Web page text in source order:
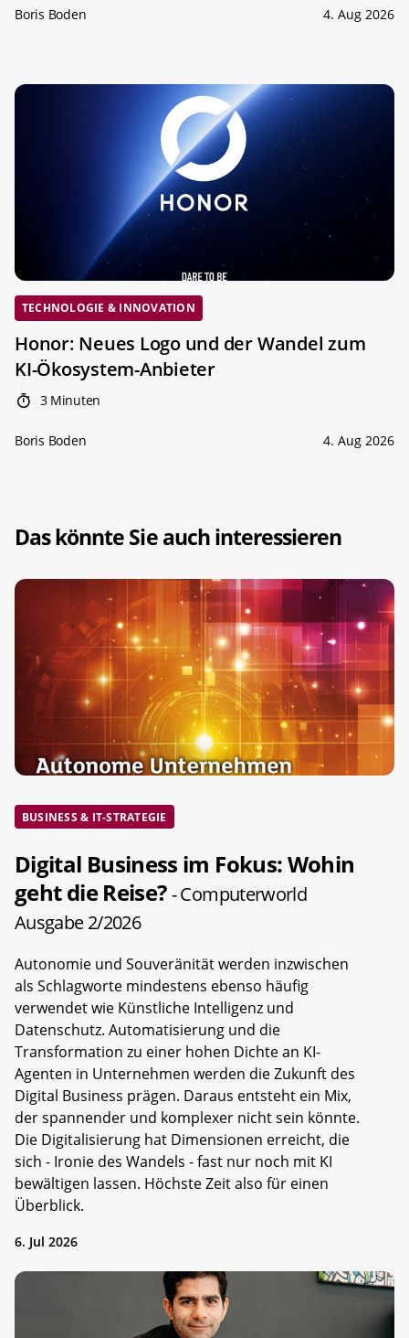
Boris Boden 4. Aug 2026
TECHNOLOGIE & INNOVATION
Honor: Neues Logo und der Wandel zum
KI-Ökosystem-Anbieter
3 Minuten
Boris Boden 4. Aug 2026
Das könnte Sie auch interessieren
BUSINESS & IT-STRATEGIE
Digital Business im Fokus: Wohin
geht die Reise?- Computerworld
Ausgabe 2/2026
Autonomie und Souveränität werden inzwischen
als Schlagworte mindestens ebenso häufig
verwendet wie Künstliche Intelligenz und
Datenschutz. Automatisierung und die
Transformation zu einer hohen Dichte an KI-
Agenten in Unternehmen werden die Zukunft des
Digital Business prägen. Daraus entsteht ein Mix,
der spannender und komplexer nicht sein könnte.
Die Digitalisierung hat Dimensionen erreicht, die
sich - Ironie des Wandels - fast nur noch mit KI
bewältigen lassen. Höchste Zeit also für einen
Überblick.
6. Jul 2026